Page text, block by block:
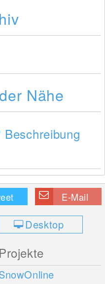
Nähe
E-Mail
Desktop
Projekte